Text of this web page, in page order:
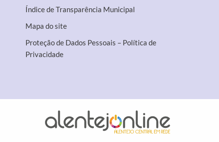
Índice de Transparência Municipal
Mapa do site
Proteção de Dados Pessoais – Política de
Privacidade